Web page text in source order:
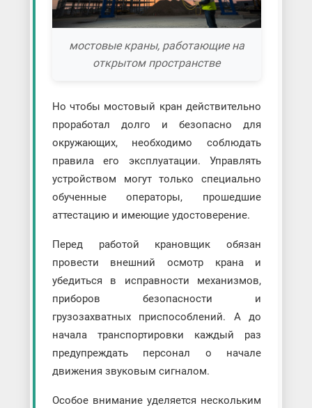
мостовые краны, работающие на
открытом пространстве
Но чтобы мостовый кран действительно
проработал долго и безопасно для
окружающих, необходимо соблюдать
правила его эксплуатации. Управлять
устройством могут только специально
обученные операторы, прошедшие
аттестацию и имеющие удостоверение.
Перед работой крановщик обязан
провести внешний осмотр крана и
убедиться в исправности механизмов,
приборов безопасности и
грузозахватных приспособлений. А до
начала транспортировки каждый раз
предупреждать персонал о начале
движения звуковым сигналом.
Особое внимание уделяется нескольким